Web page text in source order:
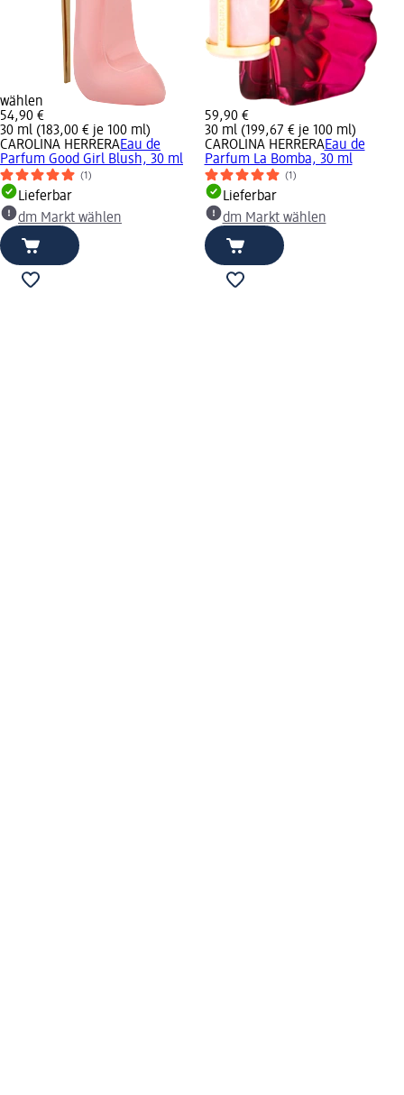
wählen
54,90 €
30 ml (183,00 € je 100 ml)
CAROLINA HERRERAEau de
Parfum Good Girl Blush, 30 ml
(1)
Lieferbar
dm Markt wählen
59,90 €
30 ml (199,67 € je 100 ml)
CAROLINA HERRERAEau de
Parfum La Bomba, 30 ml
(1)
Lieferbar
dm Markt wählen